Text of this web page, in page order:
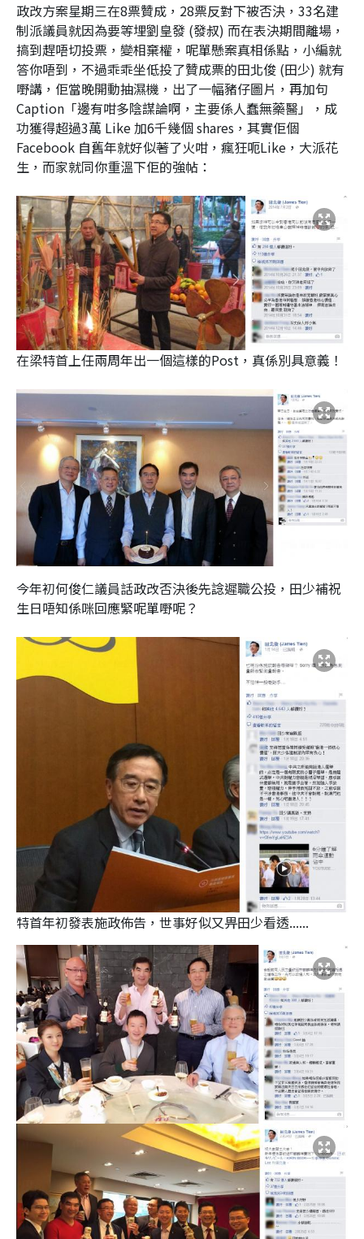
政改方案星期三在8票贊成，28票反對下被否決，33名建
制派議員就因為要等埋劉皇發 (發叔) 而在表決期間離場，
搞到趕唔切投票，變相棄權，呢單懸案真相係點，小編就
答你唔到，不過乖乖坐低投了贊成票的田北俊 (田少) 就有
嘢講，佢當晚開動抽濕機，出了一幅豬仔圖片，再加句
Caption「邊有咁多陰謀論啊，主要係人蠢無藥醫」，成
功獲得超過3萬 Like 加6千幾個 shares，其實佢個
Facebook 自舊年就好似著了火咁，瘋狂呃Like，大派花
生，而家就同你重溫下佢的強帖：
在梁特首上任兩周年出一個這樣的Post，真係別具意義！
今年初何俊仁議員話政改否決後先諗遲職公投，田少補祝
生日唔知係咪回應緊呢單嘢呢？
特首年初發表施政佈告，世事好似又畀田少看透......